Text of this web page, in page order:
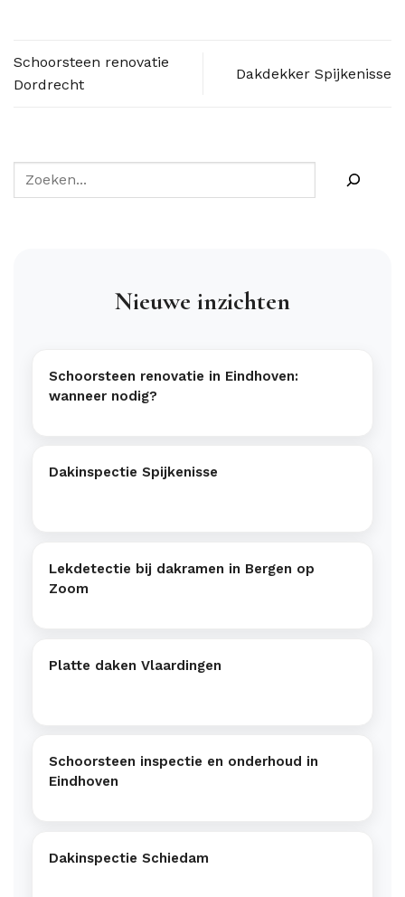
Schoorsteen renovatie
Dordrecht
Dakdekker Spijkenisse
Nieuwe inzichten
Schoorsteen renovatie in Eindhoven:
wanneer nodig?
Dakinspectie Spijkenisse
Lekdetectie bij dakramen in Bergen op
Zoom
Platte daken Vlaardingen
Schoorsteen inspectie en onderhoud in
Eindhoven
Dakinspectie Schiedam